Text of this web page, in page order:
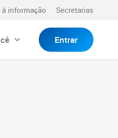
informação Secretarias
Entrar